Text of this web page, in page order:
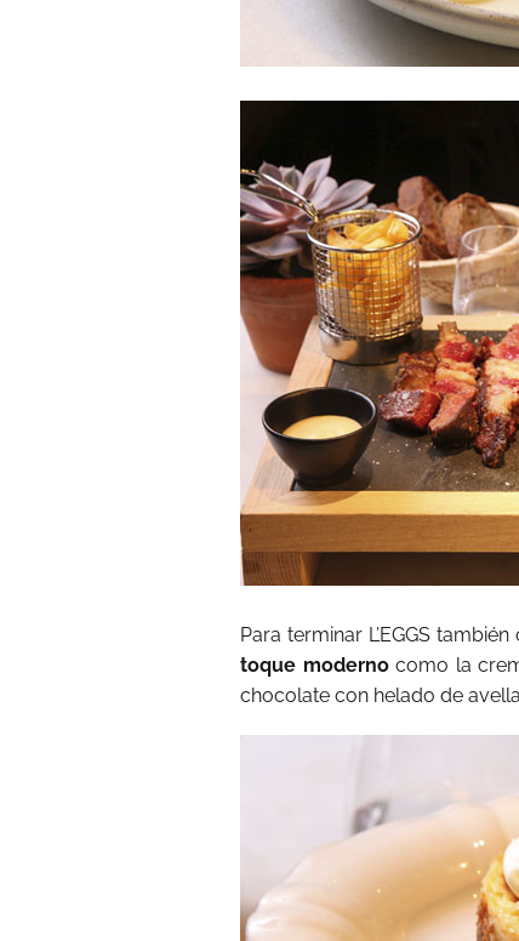
Para terminar L’EGGS
toque modernocomo la
chocolate con helado de